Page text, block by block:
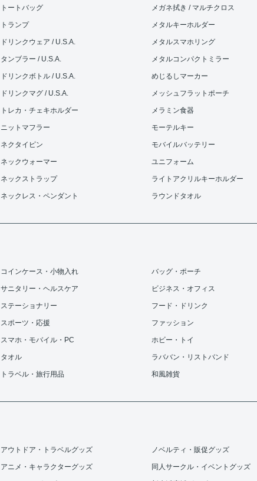
トートバッグ
トランプ
ドリンクウェア / U.S.A.
タンブラー / U.S.A.
ドリンクボトル / U.S.A.
ドリンクマグ / U.S.A.
トレカ・チェキホルダー
ニットマフラー
ネクタイピン
ネックウォーマー
ネックストラップ
ネックレス・ペンダント
メガネ拭き / マルチクロス
メタルキーホルダー
メタルスマホリング
メタルコンパクトミラー
めじるしマーカー
メッシュフラットポーチ
メラミン食器
モーテルキー
モバイルバッテリー
ユニフォーム
ライトアクリルキーホルダー
ラウンドタオル
コインケース・小物入れ
サニタリー・ヘルスケア
ステーショナリー
スポーツ・応援
スマホ・モバイル・PC
タオル
トラベル・旅行用品
バッグ・ポーチ
ビジネス・オフィス
フード・ドリンク
ファッション
ホビー・トイ
ラババン・リストバンド
和風雑貨
アウトドア・トラベルグッズ
アニメ・キャラクターグッズ
ノベルティ・販促グッズ
同人サークル・イベントグッズ